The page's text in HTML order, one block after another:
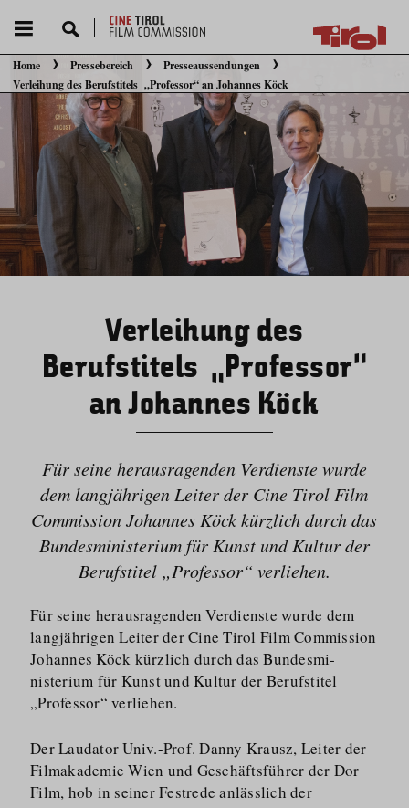
Sie befinden sich hier:
Home Pressebereich
Presseaussendungen
Verleihung des Berufstitels „Professor“ an Johannes Köck
Verleihung des
Berufstitels „Professor“
an Johannes Köck
Für seine herausragenden Verdienste wurde
dem langjährigen Leiter der Cine Tirol Film
Commission Johannes Köck kürzlich durch das
Bundesmi­nisterium für Kunst und Kultur der
Berufstitel „Professor“ verliehen.
Für seine herausragenden Verdienste wurde dem
langjährigen Leiter der Cine Tirol Film Commission
Johannes Köck kürzlich durch das Bundesmi­
nisterium für Kunst und Kultur der Berufstitel
„Professor“ verliehen.
Der Laudator Univ.-Prof. Danny Krausz, Leiter der
Filmakademie Wien und Geschäftsführer der Dor
Film, hob in seiner Festrede anlässlich der